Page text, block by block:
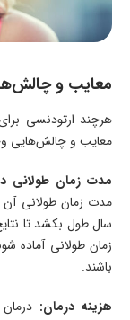
معایب و
هرچند ارتودنسی
معایب و چالش‌هایی
مدت زمان طولانی
مدت زمان طولانی
سال طول بکشد تا
زمان طولانی آماده
باشند.
هزینه درمان: